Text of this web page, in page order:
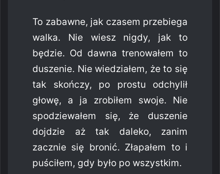
To zabawne, jak czasem przebiega
walka. Nie wiesz nigdy, jak to
będzie. Od dawna trenowałem to
duszenie. Nie wiedziałem, że to się
tak skończy, po prostu odchylił
głowę, a ja zrobiłem swoje. Nie
spodziewałem się, że duszenie
dojdzie aż tak daleko, zanim
zacznie się bronić. Złapałem to i
puściłem, gdy było po wszystkim.